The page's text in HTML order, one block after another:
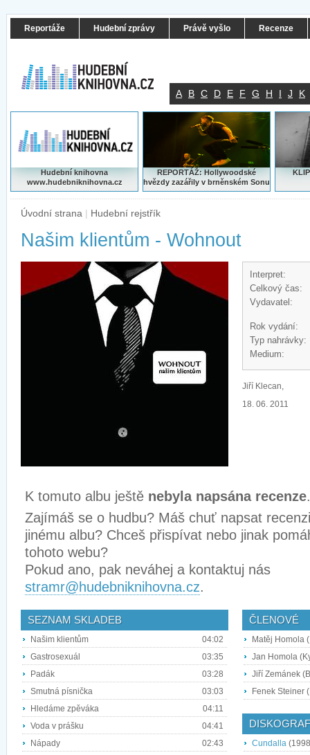
Reportáže Hudební zprávy Právě vyšlo Recenze
A B C D E F G H I J K
Hudební knihovna
www.hudebniknihovna.cz
REPORTÁŽ: Hollywoodské
hvězdy zazářily v brněnském Sonu
Úvodní strana | Hudební rejstřík
Našim klientům - Wohnout
Interpret:
Celkový čas:
Vydavatel:
Rok vydání:
Typ nahrávky:
Medium:
Jiří Klecan,
18. 06. 2011
K tomuto albu ještě nebyla napsána recenze.
Zajímáš se o hudbu? Máš chuť napsat
jinému albu? Chceš přispívat nebo jinak
tohoto webu?
Pokud ano, pak neváhej a kontaktuj nás
stramr@hudebniknihovna.cz.
SEZNAM SKLADEB
Našim klientům
04:02
Gastrosexuál
03:35
Padák
03:28
Smutná písnička
03:03
Hledáme zpěváka
04:11
Voda v prášku
04:41
Nápady
02:43
ČLENOVÉ
Matěj Homola
Jan Homola
Jiří Zemánek
Fenek Steiner
Cundalla